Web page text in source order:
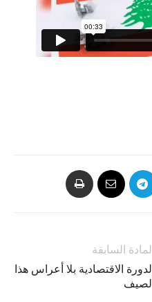
المادة السابقة
الدورة الاقتصادية بلا أعراس هذا
الصيف